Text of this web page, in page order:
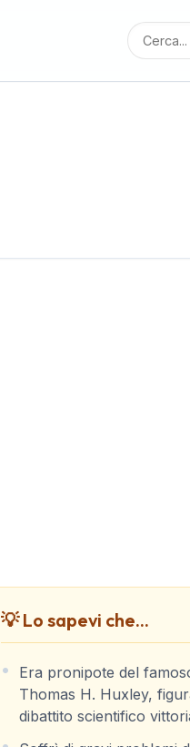
💡 Lo sapevi che...
Era pronipote del
Thomas H. Huxley,
dibattito scientifico